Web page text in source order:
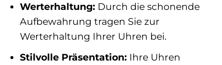
Werterhaltung:Durch die schonende
Aufbewahrung tragen Sie zur
Werterhaltung Ihrer Uhren bei.
Stilvolle Präsentation:Ihre Uhren